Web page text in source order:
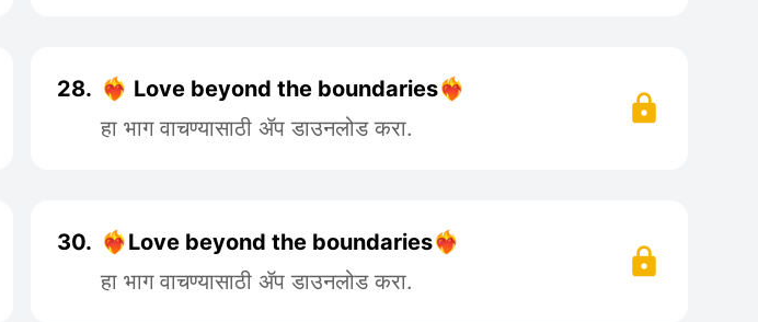
28. ❤️‍🔥 Love beyond the boundaries❤️‍🔥
हा भाग वाचण्यासाठी ॲप डाउनलोड करा.
30. ❤️‍🔥Love beyond the boundaries❤️‍🔥
हा भाग वाचण्यासाठी ॲप डाउनलोड करा.